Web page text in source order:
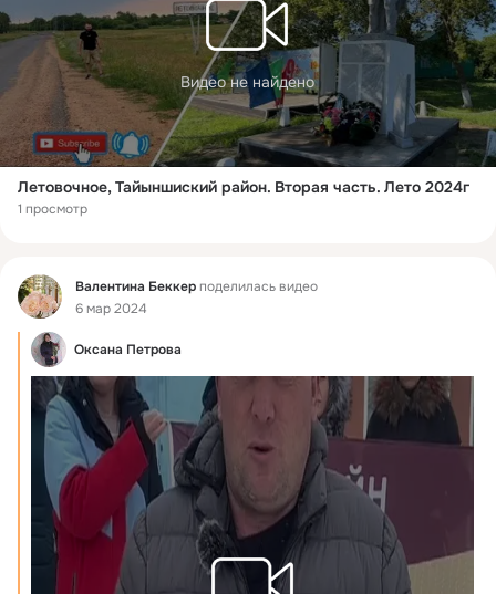
Видео не найдено
Летовочное, Тайыншиский район. Вторая часть. Лето 2024г
1 просмотр
Фид Bалентина Беккерподелилась видео
6 мар 2024
Оксана Петрова